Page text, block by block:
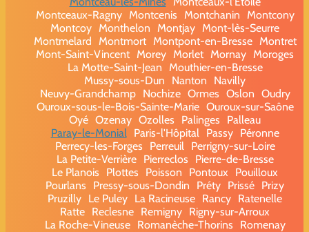
Montceaux-Ragny
Montcenis Montchanin
Montcony
Montcoy Monthelon Montjay Mont-lès-Seurre
Montmelard
Montmort Montpont-en-Bresse
Montret
Mont-Saint-Vincent Morey Morlet Mornay Moroges
La Motte-Saint-Jean
Mouthier-en-Bresse
Mussy-sous-Dun
Nanton
Navilly
Neuvy-Grandchamp
Nochize Ormes Oslon Oudry
Ouroux-sous-le-Bois-Sainte-Marie Ouroux-sur-Saône
Oyé Ozenay Ozolles Palinges
Palleau
Paray-le-Monial
Paris-l'Hôpital Passy
Péronne
Perrecy-les-Forges
Perreuil
Perrigny-sur-Loire
La Petite-Verrière
Pierreclos
Pierre-de-Bresse
Le Planois
Plottes Poisson Pontoux
Pouilloux
Pourlans
Pressy-sous-Dondin Préty Prissé Prizy
Pruzilly Le Puley La Racineuse Rancy Ratenelle
Ratte Reclesne Remigny Rigny-sur-Arroux
La Roche-Vineuse
Romanèche-Thorins
Romenay